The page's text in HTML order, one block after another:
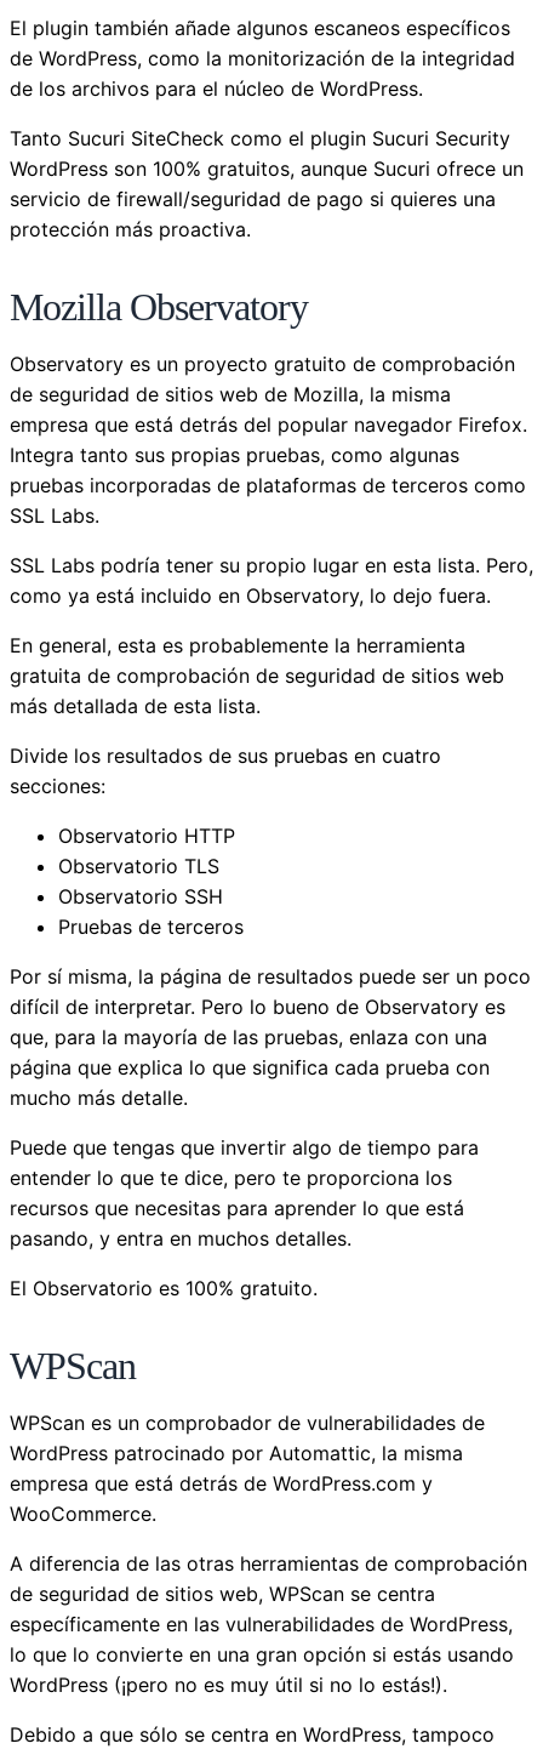
El plugin también añade algunos escaneos específicos
de WordPress, como la monitorización de la integridad
de los archivos para el núcleo de WordPress.
Tanto Sucuri SiteCheck como el plugin Sucuri Security
WordPress son 100% gratuitos, aunque Sucuri ofrece un
servicio de firewall/seguridad de pago si quieres una
protección más proactiva.
Mozilla Observatory
Observatory es un proyecto gratuito de comprobación
de seguridad de sitios web de Mozilla, la misma
empresa que está detrás del popular navegador Firefox.
Integra tanto sus propias pruebas, como algunas
pruebas incorporadas de plataformas de terceros como
SSL Labs.
SSL Labs podría tener su propio lugar en esta lista. Pero,
como ya está incluido en Observatory, lo dejo fuera.
En general, esta es probablemente la herramienta
gratuita de comprobación de seguridad de sitios web
más detallada de esta lista.
Divide los resultados de sus pruebas en cuatro
secciones:
Observatorio HTTP
Observatorio TLS
Observatorio SSH
Pruebas de terceros
Por sí misma, la página de resultados puede ser un poco
difícil de interpretar. Pero lo bueno de Observatory es
que, para la mayoría de las pruebas, enlaza con una
página que explica lo que significa cada prueba con
mucho más detalle.
Puede que tengas que invertir algo de tiempo para
entender lo que te dice, pero te proporciona los
recursos que necesitas para aprender lo que está
pasando, y entra en muchos detalles.
El Observatorio es 100% gratuito.
WPScan
WPScan es un comprobador de vulnerabilidades de
WordPress patrocinado por Automattic, la misma
empresa que está detrás de WordPress.com y
WooCommerce.
A diferencia de las otras herramientas de comprobación
de seguridad de sitios web, WPScan se centra
específicamente en las vulnerabilidades de WordPress,
lo que lo convierte en una gran opción si estás usando
WordPress (¡pero no es muy útil si no lo estás!).
Debido a que sólo se centra en WordPress, tampoco